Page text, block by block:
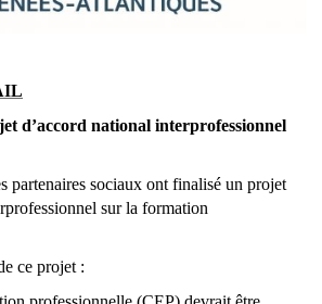
d’accord national interprofessionnel
partenaires sociaux ont finalisé un projet
sur la formation
ce projet :